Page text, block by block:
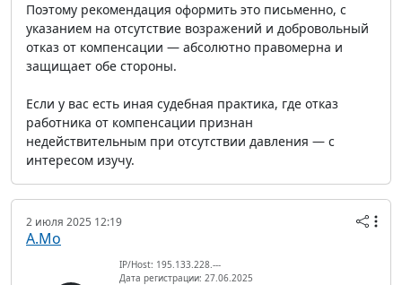
Поэтому рекомендация оформить это письменно, с
указанием на отсутствие возражений и добровольный
отказ от компенсации — абсолютно правомерна и
защищает обе стороны.
Если у вас есть иная судебная практика, где отказ
работника от компенсации признан
недействительным при отсутствии давления — с
интересом изучу.
2 июля 2025 12:19
А.Мо
IP/Host: 195.133.228.---
Дата регистрации: 27.06.2025